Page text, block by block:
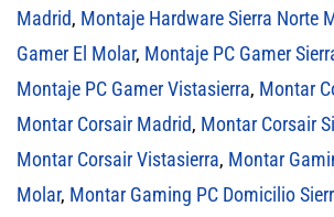
Madrid, Montaje Hardware Sierra Norte
Gamer El Molar, Montaje PC Gamer
Montaje PC Gamer Vistasierra, Montar
Montar Corsair Madrid, Montar Corsair
Montar Corsair Vistasierra, Montar
Molar, Montar Gaming PC Domicilio